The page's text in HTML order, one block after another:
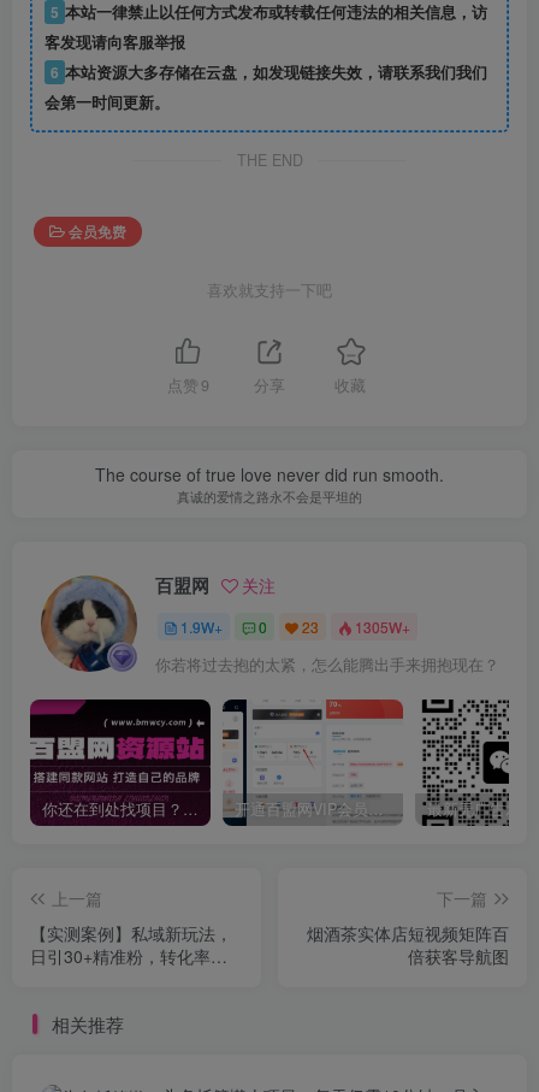
5 本站一律禁止以任何方式发布或转载任何违法的相关信息，访
客发现请向客服举报
6 本站资源大多存储在云盘，如发现链接失效，请联系我们我们
会第一时间更新。
THE END
会员免费
喜欢就支持一下吧
点赞 9 分享 收藏
The course of true love never did run smooth.
真诚的爱情之路永不会是平坦的
百盟网 关注
1.9W+ 0 23 1305W+
你若将过去抱的太紧，怎么能腾出手来拥抱现在？
你还在到处找项目？还在当韭菜？我靠卖项目一个月收入5万+，曾经我也是个失败者。 开通百盟网VIP会员，尊享全站资源免费下载，享70%的推广提成！！【限时五折优惠】
上一篇
【实测案例】私域新玩法，
日引30+精准粉，转化率
下一篇
烟酒茶实体店短视频矩阵百
倍获客导航图
相关推荐